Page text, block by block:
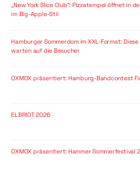
„New York Slice Club“: Pizzatempel öffnet in
im Big-Apple-Stil
Hamburger Sommerdom im XXL-Format:
warten auf die Besucher
OXMOX präsentiert: Hamburg-Bandcontest
ELBRIOT 2026
OXMOX präsentiert: Hammer Sommerfestival